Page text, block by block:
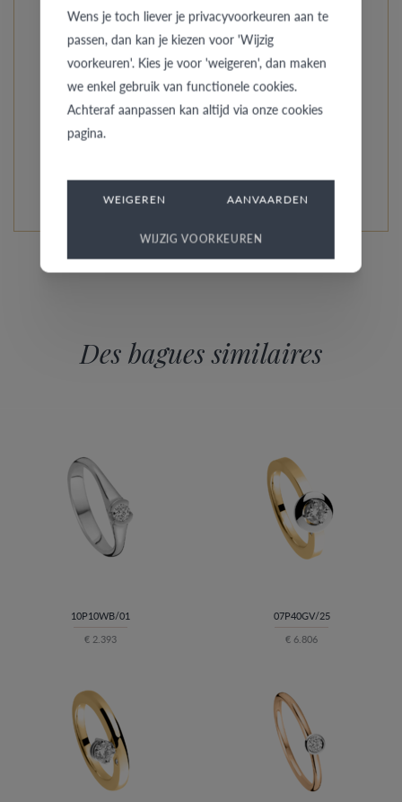
l’instar de votre amour, chaque modèle est unique et la
bague est fabriquée spécialement sur mesure. Pre
Wedding Ringcollection propose des bagues de fiançailles
à la discrétion sobre comme des modèles plus
ostentatoires.
Des bagues similaires
10P10WB/01
€ 2.393
07P40GV/25
€ 6.806
Wens je toch liever je privacyvoorkeuren aan te
passen, dan kan je kiezen voor 'Wijzig
voorkeuren'. Kies je voor 'weigeren', dan maken
we enkel gebruik van functionele cookies.
Achteraf aanpassen kan altijd via onze cookies
pagina.
WEIGEREN AANVAARDEN
WIJZIG VOORKEUREN